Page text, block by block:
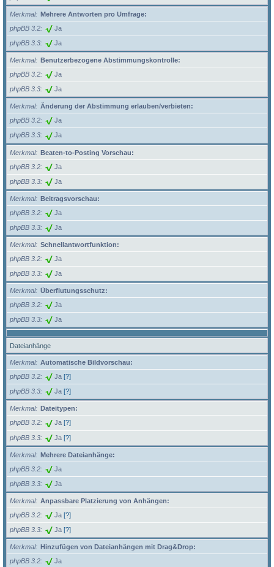
Merkmal
Mehrere Antworten pro Umfrage:
phpBB 3.2
Ja
phpBB 3.3 Ja
Merkmal
Benutzerbezogene Abstimmungskontrolle:
phpBB 3.2
Ja
phpBB 3.3 Ja
Merkmal
Änderung der Abstimmung erlauben/verbieten:
phpBB 3.2
Ja
phpBB 3.3 Ja
Merkmal
Beaten-to-Posting Vorschau:
phpBB 3.2
Ja
phpBB 3.3 Ja
Merkmal
Beitragsvorschau:
phpBB 3.2
Ja
phpBB 3.3 Ja
Merkmal
Schnellantwortfunktion:
phpBB 3.2
Ja
phpBB 3.3 Ja
Merkmal
Überflutungsschutz:
phpBB 3.2
Ja
phpBB 3.3 Ja
Dateianhänge
Merkmal
Automatische Bildvorschau:
phpBB 3.2
Ja [?]
phpBB 3.3 Ja [?]
Merkmal
Dateitypen:
phpBB 3.2
Ja [?]
phpBB 3.3 Ja [?]
Merkmal
Mehrere Dateianhänge:
phpBB 3.2
Ja
phpBB 3.3 Ja
Merkmal
Anpassbare Platzierung von Anhängen:
phpBB 3.2
Ja [?]
phpBB 3.3 Ja [?]
Merkmal
Hinzufügen von Dateianhängen mit Drag&Drop:
phpBB 3.2
Ja